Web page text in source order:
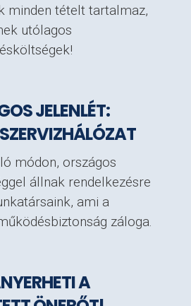
minden tételt tartalmaz,
utólagos
JELENLÉT:
módon, országos
állnak rendelkezésre
ami a
záloga.
A